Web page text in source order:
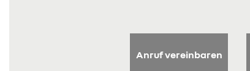
Anruf vereinbaren